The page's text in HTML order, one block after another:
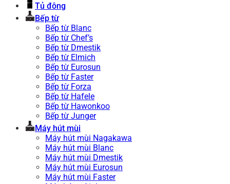
Tủ đông
Bếp từ
Bếp từ Blanc
Bếp từ Chef’s
Bếp từ Dmestik
Bếp từ Elmich
Bếp từ Eurosun
Bếp từ Faster
Bếp từ Forza
Bếp từ Hafele
Bếp từ Hawonkoo
Bếp từ Junger
Máy hút mùi
Máy hút mùi Nagakawa
Máy hút mùi Blanc
Máy hút mùi Dmestik
Máy hút mùi Eurosun
Máy hút mùi Faster